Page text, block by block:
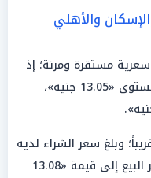
والأهلي
مستقرة ومرنة؛ إذ
دون سعر شراء الريال السعودي عند مستوى «13.05 جنيه»،
وبلغ سعر الشراء لديه
نحو «13.05 جنيه»، في حين وصل سعر البيع إلى قيمة «13.08